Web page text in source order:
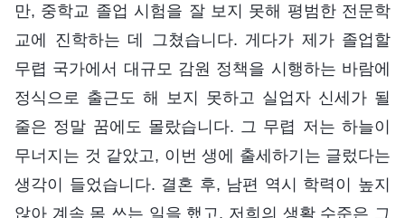
만, 중학교 졸업 시험을 잘 보지 못해 평범한 전문학
교에 진학하는 데 그쳤습니다. 게다가 제가 졸업할
무렵 국가에서 대규모 감원 정책을 시행하는 바람에
정식으로 출근도 해 보지 못하고 실업자 신세가 될
줄은 정말 꿈에도 몰랐습니다. 그 무렵 저는 하늘이
무너지는 것 같았고, 이번 생에 출세하기는 글렀다는
생각이 들었습니다. 결혼 후, 남편 역시 학력이 높지
않아 계속 몸 쓰는 일을 했고, 저희의 생활 수준은 그